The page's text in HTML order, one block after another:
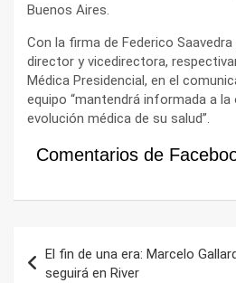
Buenos Aires.
Con la firma de Federico
director y vicedirectora,
Médica Presidencial, en el
equipo “mantendrá informada a la
evolución médica de su salud”.
Comentarios de
de
El fin de una era: Marcelo
seguirá en River